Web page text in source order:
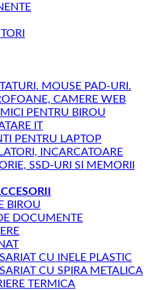
MOUSE PAD-URI.
CAMERE WEB
PENTRU BIROU
IT
PENTRU LAPTOP
INCARCATOARE
SSD-URI SI MEMORII
BIROU
DOCUMENTE
CU INELE PLASTIC
CU SPIRA METALICA
TERMICA